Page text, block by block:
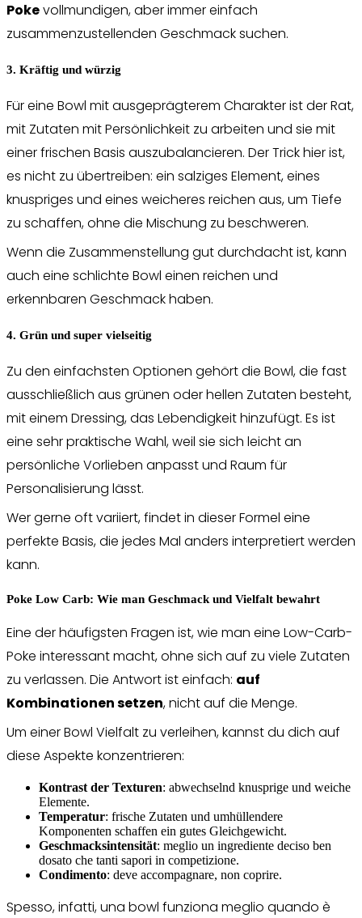
Pokevollmundigen, aber immer einfach
zusammenzustellenden Geschmack suchen.
3. Kräftig und würzig
Für eine Bowl mit ausgeprägterem Charakter ist der Rat,
mit Zutaten mit Persönlichkeit zu arbeiten und sie mit
einer frischen Basis auszubalancieren. Der Trick hier ist,
es nicht zu übertreiben: ein salziges Element, eines
knuspriges und eines weicheres reichen aus, um Tiefe
zu schaffen, ohne die Mischung zu beschweren.
Wenn die Zusammenstellung gut durchdacht ist, kann
auch eine schlichte Bowl einen reichen und
erkennbaren Geschmack haben.
4. Grün und super vielseitig
Zu den einfachsten Optionen gehört die Bowl, die fast
ausschließlich aus grünen oder hellen Zutaten besteht,
mit einem Dressing, das Lebendigkeit hinzufügt. Es ist
eine sehr praktische Wahl, weil sie sich leicht an
persönliche Vorlieben anpasst und Raum für
Personalisierung lässt.
Wer gerne oft variiert, findet in dieser Formel eine
perfekte Basis, die jedes Mal anders interpretiert werden
kann.
Poke Low Carb: Wie man Geschmack und Vielfalt bewahrt
Eine der häufigsten Fragen ist, wie man eine Low-Carb-
Poke interessant macht, ohne sich auf zu viele Zutaten
zu verlassen. Die Antwort ist einfach: auf
Kombinationen setzen, nicht auf die Menge.
Um einer Bowl Vielfalt zu verleihen, kannst du dich auf
diese Aspekte konzentrieren:
Kontrast der Texturen: abwechselnd knusprige und weiche
Elemente.
Temperatur: frische Zutaten und umhüllendere
Komponenten schaffen ein gutes Gleichgewicht.
Geschmacksintensität: meglio un ingrediente deciso ben
dosato che tanti sapori in competizione.
Condimento: deve accompagnare, non coprire.
Spesso, infatti, una bowl funziona meglio quando è